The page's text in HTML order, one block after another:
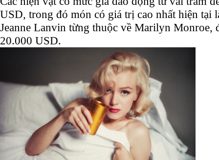
USD, trong đó món có giá trị cao nhất hiện tại
Jeanne Lanvin từng thuộc về Marilyn Monroe,
20.000 USD.